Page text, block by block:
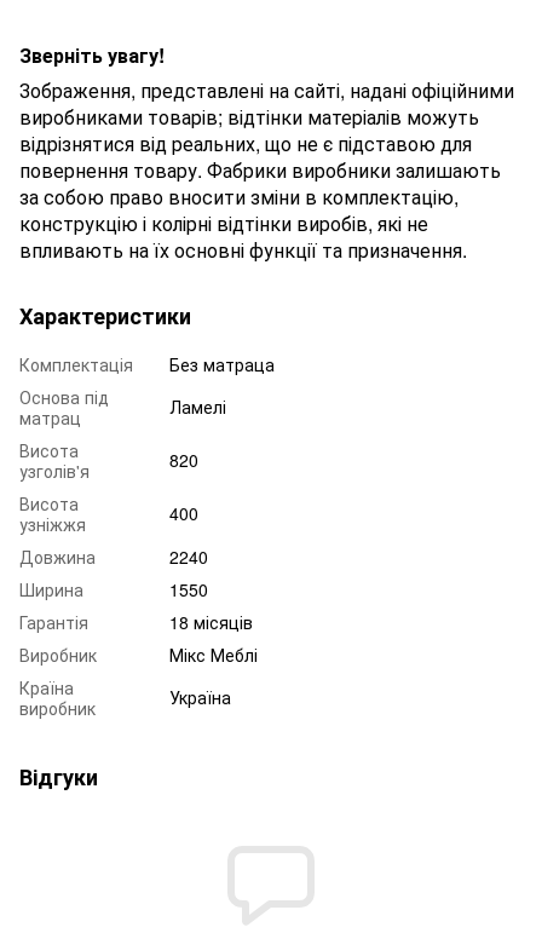
Зверніть увагу!
Зображення, представлені на сайті, надані офіційними
виробниками товарів; відтінки матеріалів можуть
відрізнятися від реальних, що не є підставою для
повернення товару. Фабрики виробники залишають
за собою право вносити зміни в комплектацію,
конструкцію і колірні відтінки виробів, які не
впливають на їх основні функції та призначення.
Характеристики
Комплектація
Без матраца
Основа під
матрац
Ламелі
Висота
узголів'я
820
Висота
узніжжя
400
Довжина
2240
Ширина
1550
Гарантія
18 місяців
Виробник
Мікс Меблі
Країна
виробник
Україна
Відгуки